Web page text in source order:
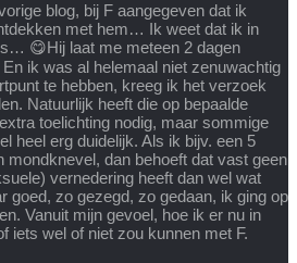
blog, bij F aangegeven dat ik
met hem… Ik weet dat ik in
😋Hij laat me meteen 2 dagen
ik was al helemaal niet zenuwachtig
te hebben, kreeg ik het verzoek
Natuurlijk heeft die op bepaalde
toelichting nodig, maar sommige
heel erg duidelijk. Als ik bijv. een 5
mondknevel, dan behoeft dat vast geen
vernedering heeft dan wel wat
goed, zo gezegd, zo gedaan, ik ging op
Vanuit mijn gevoel, hoe ik er nu in
iets wel of niet zou kunnen met F.